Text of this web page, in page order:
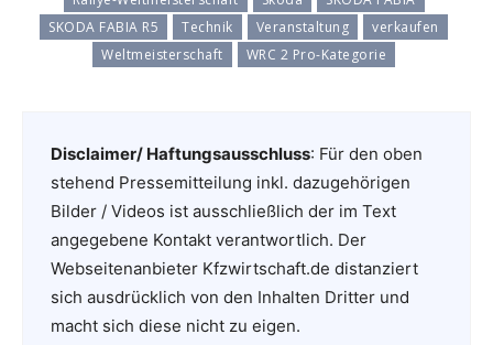
SKODA FABIA R5
Technik Veranstaltung
verkaufen
Weltmeisterschaft
WRC 2 Pro-Kategorie
Disclaimer/ Haftungsausschluss: Für den oben
stehend Pressemitteilung inkl. dazugehörigen
Bilder / Videos ist ausschließlich der im Text
angegebene Kontakt verantwortlich. Der
Webseitenanbieter Kfzwirtschaft.de distanziert
sich ausdrücklich von den Inhalten Dritter und
macht sich diese nicht zu eigen.